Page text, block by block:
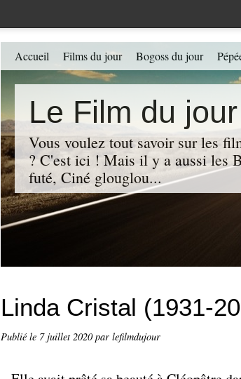
Le Film du jour
Vous voulez tout savoir sur les
? C'est ici ! Mais il y a aussi les
futé, Ciné glouglou...
Accueil Films du jour Bogoss du jour
Linda Cristal (1931-
Publié le 7 juillet 2020par lefilmdujour